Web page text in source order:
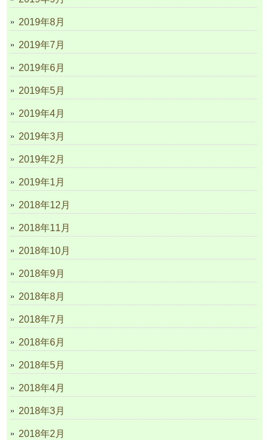
2019年8月
2019年7月
2019年6月
2019年5月
2019年4月
2019年3月
2019年2月
2019年1月
2018年12月
2018年11月
2018年10月
2018年9月
2018年8月
2018年7月
2018年6月
2018年5月
2018年4月
2018年3月
2018年2月